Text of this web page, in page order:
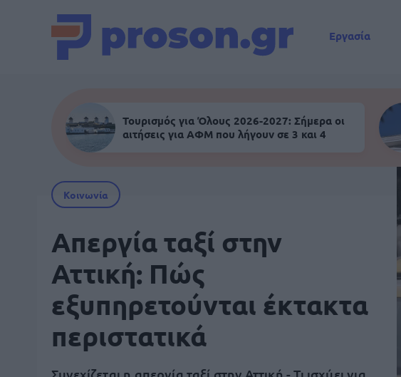
Εργασία
Τουρισμός για Όλους 2026-2027: Σήμερα οι
αιτήσεις για ΑΦΜ που λήγουν σε 3 και 4
Κοινωνία
Απεργία ταξί στην
Αττική: Πώς
εξυπηρετούνται έκτακτα
περιστατικά